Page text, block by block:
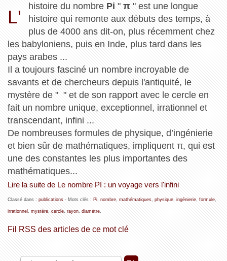
L'
histoire du nombre Pi "π " est une longue
histoire qui remonte aux débuts des temps, à
plus de 4000 ans dit-on, plus récemment chez
les babyloniens, puis en Inde, plus tard dans les
pays arabes ...
Il a toujours fasciné un nombre incroyable de
savants et de chercheurs depuis l'antiquité, le
mystère de " " et de son rapport avec le cercle en
fait un nombre unique, exceptionnel, irrationnel et
transcendant, infini ...
De nombreuses formules de physique, d’ingénierie
et bien sûr de mathématiques, impliquent π, qui est
une des constantes les plus importantes des
mathématiques...
Lire la suite de Le nombre PI : un voyage vers l'infini
Classé dans : publications- Mots clés : Pi, nombre, mathématiques, physique, ingénierie, formule,
irrationnel mystère, cercle, rayon, diamètre,
Fil RSS des articles de ce mot clé